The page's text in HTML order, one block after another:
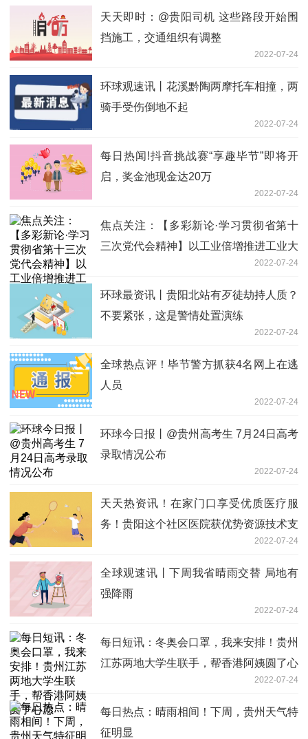
天天即时：@贵阳司机 这些路段开始围
挡施工，交通组织有调整
2022-07-24
环球观速讯丨花溪黔陶两摩托车相撞，两
骑手受伤倒地不起
2022-07-24
每日热闻!抖音挑战赛“享趣毕节”即将开
启，奖金池现金达20万
2022-07-24
焦点关注：【多彩新论·学习贯彻省第十
三次党代会精神】以工业倍增推进工业大
2022-07-24
环球最资讯丨贵阳北站有歹徒劫持人质？
不要紧张，这是警情处置演练
2022-07-24
全球热点评！毕节警方抓获4名网上在逃
人员
2022-07-24
环球今日报丨@贵州高考生 7月24日高考
录取情况公布
2022-07-24
天天热资讯！在家门口享受优质医疗服
务！贵阳这个社区医院获优势资源技术支
2022-07-24
全球观速讯丨下周我省晴雨交替 局地有
强降雨
2022-07-24
每日短讯：冬奥会口罩，我来安排！贵州
江苏两地大学生联手，帮香港阿姨圆了心
2022-07-24
每日热点：晴雨相间！下周，贵州天气特
征明显